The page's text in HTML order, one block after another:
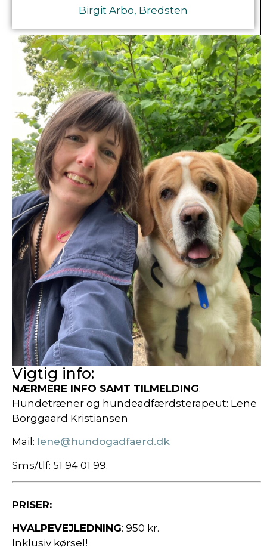
Birgit Arbo, Bredsten
Vigtig info:
NÆRMERE INFO SAMT TILMELDING:
Hundetræner og hundeadfærdsterapeut: Lene
Borggaard Kristiansen
Mail: lene@hundogadfaerd.dk
Sms/tlf: 51 94 01 99.
PRISER:
HVALPEVEJLEDNING: 950 kr.
Inklusiv kørsel!